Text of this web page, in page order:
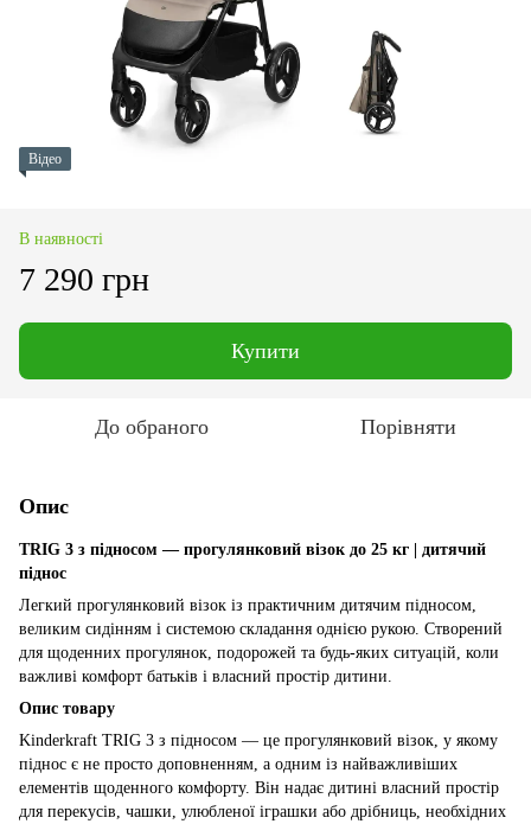
Відео
В наявності
7 290 грн
Купити
До обраного Порівняти
Опис
TRIG 3 з підносом — прогулянковий візок до 25 кг | дитячий
піднос
Легкий прогулянковий візок із практичним дитячим підносом,
великим сидінням і системою складання однією рукою. Створений
для щоденних прогулянок, подорожей та будь-яких ситуацій, коли
важливі комфорт батьків і власний простір дитини.
Опис товару
Kinderkraft TRIG 3 з підносом — це прогулянковий візок, у якому
піднос є не просто доповненням, а одним із найважливіших
елементів щоденного комфорту. Він надає дитині власний простір
для перекусів, чашки, улюбленої іграшки або дрібниць, необхідних